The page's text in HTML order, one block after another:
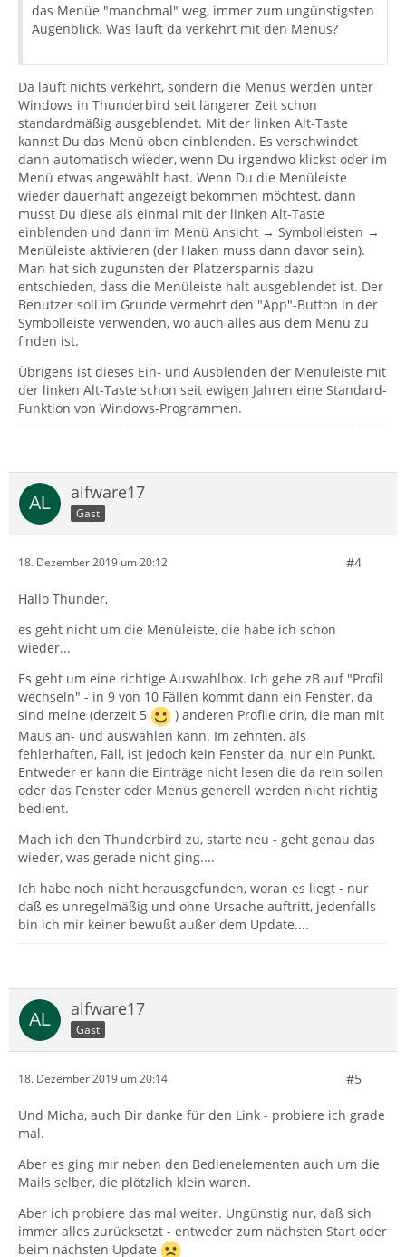
das Menüe "manchmal" weg, immer zum ungünstigsten
Augenblick. Was läuft da verkehrt mit den Menüs?
Da läuft nichts verkehrt, sondern die Menüs werden unter
Windows in Thunderbird seit längerer Zeit schon
standardmäßig ausgeblendet. Mit der linken Alt-Taste
kannst Du das Menü oben einblenden. Es verschwindet
dann automatisch wieder, wenn Du irgendwo klickst oder im
Menü etwas angewählt hast. Wenn Du die Menüleiste
wieder dauerhaft angezeigt bekommen möchtest, dann
musst Du diese als einmal mit der linken Alt-Taste
einblenden und dann im Menü Ansicht → Symbolleisten →
Menüleiste aktivieren (der Haken muss dann davor sein).
Man hat sich zugunsten der Platzersparnis dazu
entschieden, dass die Menüleiste halt ausgeblendet ist. Der
Benutzer soll im Grunde vermehrt den "App"-Button in der
Symbolleiste verwenden, wo auch alles aus dem Menü zu
finden ist.
Übrigens ist dieses Ein- und Ausblenden der Menüleiste mit
der linken Alt-Taste schon seit ewigen Jahren eine Standard-
Funktion von Windows-Programmen.
alfware17
Gast
18. Dezember 2019 um 20:12 #4
Hallo Thunder,
es geht nicht um die Menüleiste, die habe ich schon
wieder...
Es geht um eine richtige Auswahlbox. Ich gehe zB auf "Profil
wechseln" - in 9 von 10 Fällen kommt dann ein Fenster, da
sind meine (derzeit 5
) anderen Profile drin, die man mit
Maus an- und auswählen kann. Im zehnten, als
fehlerhaften, Fall, ist jedoch kein Fenster da, nur ein Punkt.
Entweder er kann die Einträge nicht lesen die da rein sollen
oder das Fenster oder Menüs generell werden nicht richtig
bedient.
Mach ich den Thunderbird zu, starte neu - geht genau das
wieder, was gerade nicht ging....
Ich habe noch nicht herausgefunden, woran es liegt - nur
daß es unregelmäßig und ohne Ursache auftritt, jedenfalls
bin ich mir keiner bewußt außer dem Update....
alfware17
Gast
18. Dezember 2019 um 20:14 #5
Und Micha, auch Dir danke für den Link - probiere ich grade
mal.
Aber es ging mir neben den Bedienelementen auch um die
Mails selber, die plötzlich klein waren.
Aber ich probiere das mal weiter. Ungünstig nur, daß sich
immer alles zurücksetzt - entweder zum nächsten Start oder
beim nächsten Update